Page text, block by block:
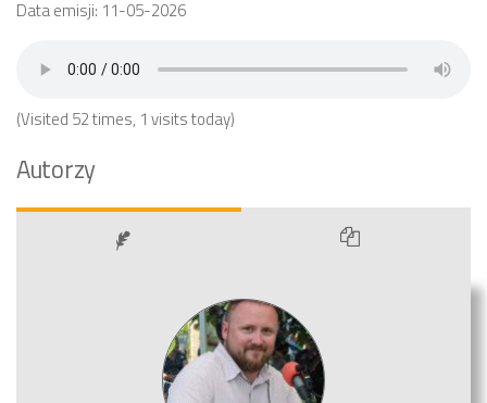
Data emisji: 11-05-2026
(Visited 52 times, 1 visits today)
Autorzy